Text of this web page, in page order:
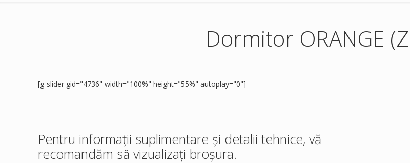
Dormitor ORANGE
[g-slider gid="4736" width="100%" height="55%" autoplay="0"]
Pentru informații suplimentare și detalii tehnice, vă
recomandăm să vizualizați broșura.